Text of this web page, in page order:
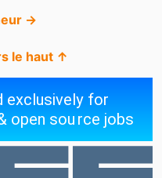
→
le haut ↑